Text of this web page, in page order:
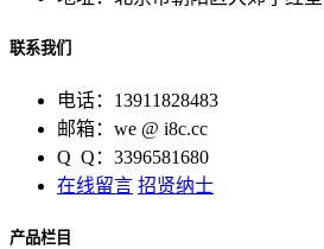
联系我们
电话：13911828483
邮箱：we @ i8c.cc
Q Q：3396581680
在线留言 招贤纳士
产品栏目